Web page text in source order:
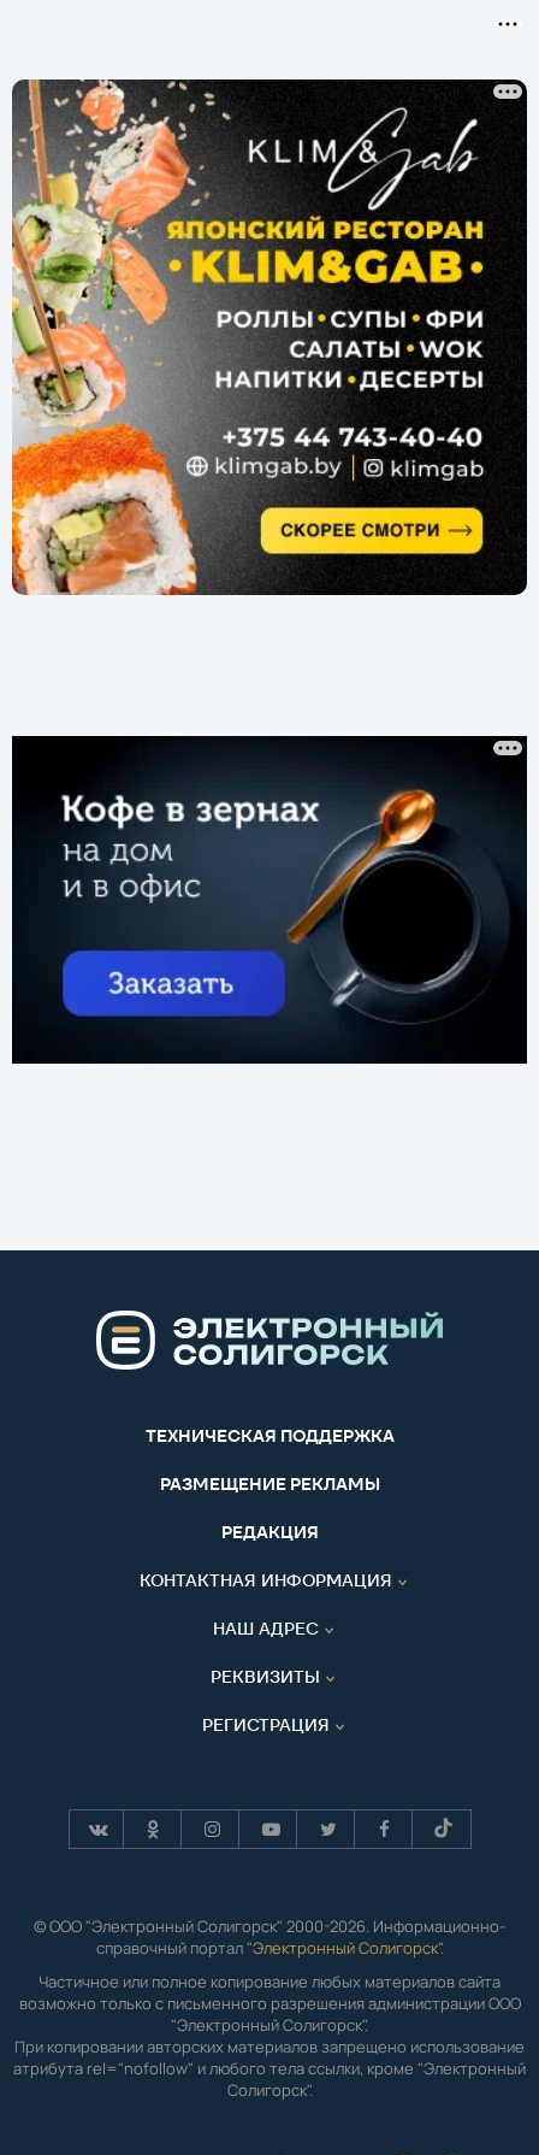
ТЕХНИЧЕСКАЯ ПОДДЕРЖКА
РАЗМЕЩЕНИЕ РЕКЛАМЫ
РЕДАКЦИЯ
КОНТАКТНАЯ ИНФОРМАЦИЯ
НАШ АДРЕС
РЕКВИЗИТЫ
РЕГИСТРАЦИЯ
© ООО "Электронный Солигорск" 2000-2026. Информационно-
справочный портал "Электронный Солигорск".
Частичное или полное копирование любых материалов сайта
возможно только с письменного разрешения администрации ООО
"Электронный Солигорск".
При копировании авторских материалов запрещено использование
атрибута rel="nofollow" и любого тела ссылки, кроме "Электронный
Солигорск".